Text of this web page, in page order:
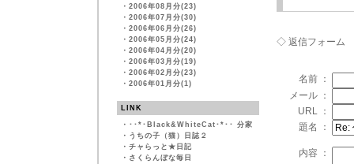
・ 2006年08月分(23)
・ 2006年07月分(30)
・ 2006年06月分(26)
・ 2006年05月分(24)
・ 2006年04月分(20)
・ 2006年03月分(19)
・ 2006年02月分(23)
・ 2006年01月分(1)
LINK
・ ･･*･Black&WhiteCat･*･･ 分家
・ うちの子（猫）日誌２
・ チャらっと★日記
・ さくらんぼな毎日
◇ 返信フォーム
名前 ：
メール ：
URL ：
題名 ：
内容 ：